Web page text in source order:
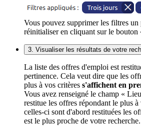
Vous pouvez supprimer les filtres un
réinitialiser en cliquant sur le bouton
3. Visualiser les résultats de votre
La liste des offres d'emploi est
pertinence. Cela veut dire que les
plus à vos critères s'affichent en
Vous avez renseigné le champ «
restitue les offres répondant le plus
celles-ci sont d'abord restituées les
est le plus proche de votre recherche.